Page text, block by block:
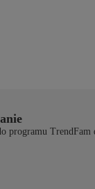
programu